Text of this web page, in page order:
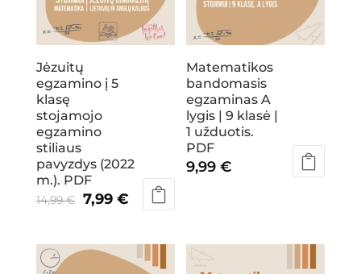
Jėzuitų
egzamino į 5
klasę
stojamojo
egzamino
stiliaus
pavyzdys (2022
m.). PDF
14,99€
Original
was:
14,99 €.
7,99 €Current
is:
7,99 €.
Matematikos
bandomasis
egzaminas A
lygis | 9 klasė |
1 užduotis.
PDF
9,99€